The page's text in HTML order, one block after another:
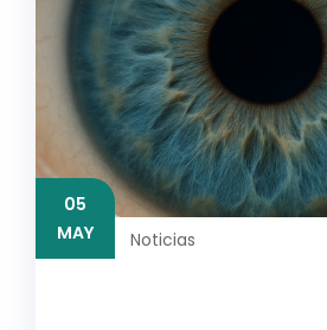
05
MAY
Noticias